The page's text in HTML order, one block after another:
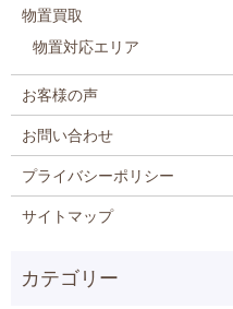
物置買取
物置対応エリア
お客様の声
お問い合わせ
プライバシーポリシー
サイトマップ